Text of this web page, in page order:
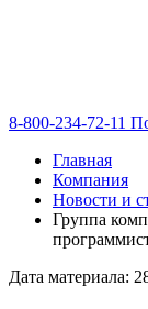
8-800-234-72-11
Главная
Компания
Новости и
Группа
Дата материала: